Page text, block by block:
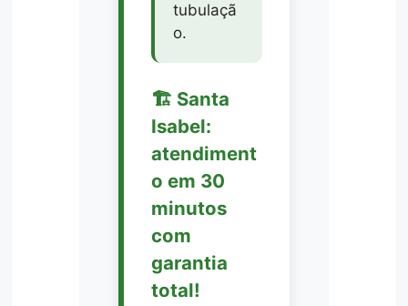
tubulaçã
o.
🏗️ Santa
Isabel:
atendiment
o em 30
minutos
com
garantia
total!